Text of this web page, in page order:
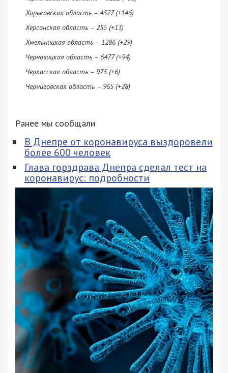
Харьковская область – 4527 (+146)
Херсонская область – 255 (+13)
Хмельницкая область – 1286 (+29)
Черновицкая область – 6477 (+94)
Черкасская область – 975 (+6)
Черниговская область – 965 (+28)
Ранее мы сообщали
В Днепре от коронавируса выздоровели
более 600 человек
Глава горздрава Днепра сделал тест на
коронавирус: подробности